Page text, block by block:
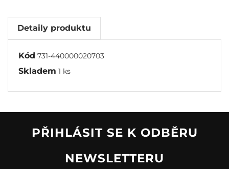
Detaily produktu
Kód 731-440000020703
Skladem 1 ks
PŘIHLÁSIT SE K ODBĚRU
NEWSLETTERU